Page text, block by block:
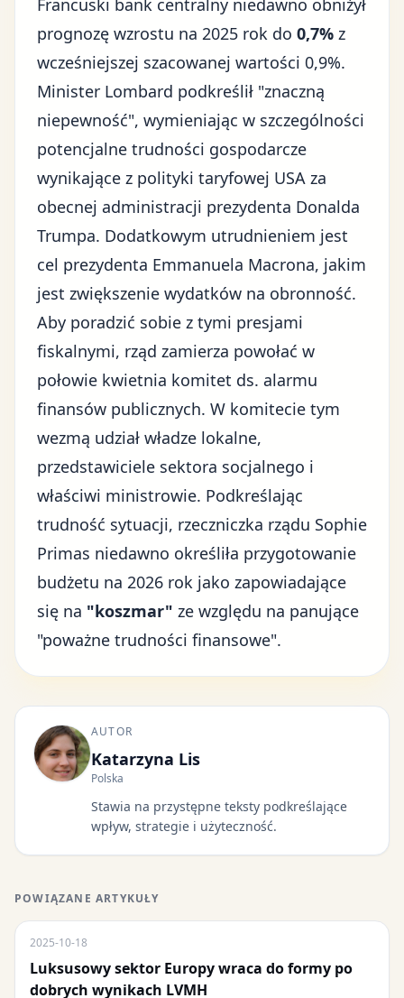
Francuski bank centralny niedawno obniżył
prognozę wzrostu na 2025 rok do 0,7% z
wcześniejszej szacowanej wartości 0,9%.
Minister Lombard podkreślił "znaczną
niepewność", wymieniając w szczególności
potencjalne trudności gospodarcze
wynikające z polityki taryfowej USA za
obecnej administracji prezydenta Donalda
Trumpa. Dodatkowym utrudnieniem jest
cel prezydenta Emmanuela Macrona, jakim
jest zwiększenie wydatków na obronność.
Aby poradzić sobie z tymi presjami
fiskalnymi, rząd zamierza powołać w
połowie kwietnia komitet ds. alarmu
finansów publicznych. W komitecie tym
wezmą udział władze lokalne,
przedstawiciele sektora socjalnego i
właściwi ministrowie. Podkreślając
trudność sytuacji, rzeczniczka rządu Sophie
Primas niedawno określiła przygotowanie
budżetu na 2026 rok jako zapowiadające
się na "koszmar" ze względu na panujące
"poważne trudności finansowe".
AUTOR
Katarzyna Lis
Polska
Stawia na przystępne teksty podkreślające
wpływ, strategie i użyteczność.
POWIĄZANE ARTYKUŁY
2025-10-18
Luksusowy sektor Europy wraca do formy po
dobrych wynikach LVMH